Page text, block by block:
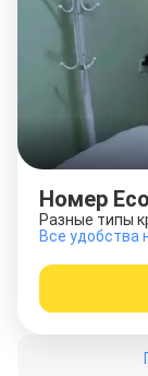
Номер
Разные типы
Все удобства